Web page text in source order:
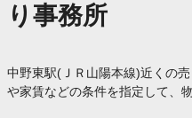
り事務所
中野東駅(ＪＲ山陽本線)近くの
や家賃などの条件を指定して、